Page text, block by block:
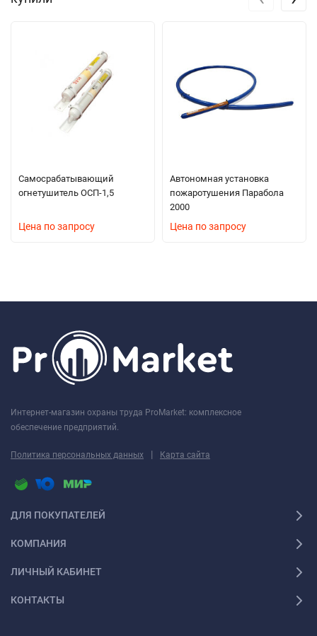
Самосрабатывающий
огнетушитель ОСП-1,5
Цена по запросу
Автономная установка
пожаротушения Парабола
2000
Цена по запросу
Интернет-магазин охраны труда ProMarket: комплексное
обеспечение предприятий.
Политика персональных данных | Карта сайта
ДЛЯ ПОКУПАТЕЛЕЙ
КОМПАНИЯ
ЛИЧНЫЙ КАБИНЕТ
КОНТАКТЫ